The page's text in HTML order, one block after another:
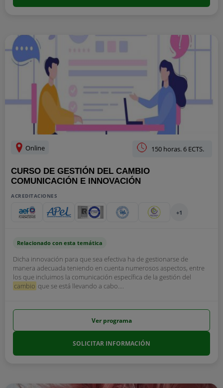
Online 150 horas. 6 ECTS.
CURSO DE GESTIÓN DEL CAMBIO
COMUNICACIÓN E INNOVACIÓN
ACREDITACIONES
+1
Relacionado con esta temática
Dicha innovación para que sea efectiva ha de gestionarse de
manera adecuada teniendo en cuenta numerosos aspectos, entre
los que incluimos la comunicación específica de la gestión del
cambio que se está llevando a cabo....
Ver programa
SOLICITAR INFORMACIÓN